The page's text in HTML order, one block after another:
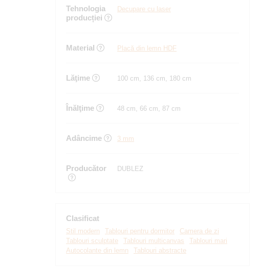
Tehnologia
producției
Decupare cu laser
Material Placă din lemn HDF
Lăţime 100 cm, 136 cm, 180 cm
Înălţime 48 cm, 66 cm, 87 cm
Adâncime 3 mm
Producător DUBLEZ
Clasificat
Stil modern Tablouri pentru dormitor
Camera de zi
Tablouri sculptate
Tablouri multicanvas
Tablouri mari
Autocolante din lemn
Tablouri abstracte